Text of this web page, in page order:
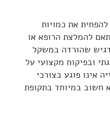
להפחית את כמויות
להמלצת הרופא או
שהורדה במשקל
ובפיקוח מקצועי על
אינו פוגע בצורכי
חשוב במיוחד בתקופת